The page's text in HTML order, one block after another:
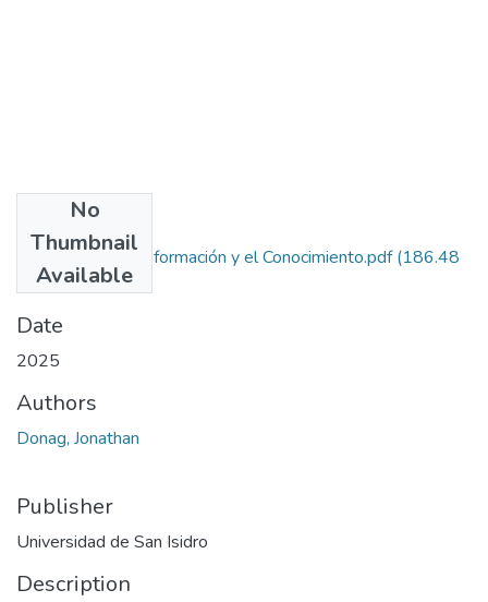
No
Thumbnail
Available
Gestión de la Información y el Conocimiento.pdf(186.48
KB)
Date
2025
Authors
Donag, Jonathan
Publisher
Universidad de San Isidro
Description